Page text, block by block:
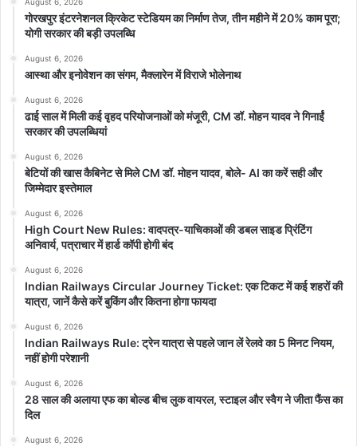
गोरखपुर इंटरनेशनल क्रिकेट स्टेडियम का निर्माण तेज, तीन महीने में 20% काम पूरा;
योगी सरकार की बड़ी उपलब्धि
August 6, 2026
आस्था और इनोवेशन का संगम, मैक्लारेन में विराजे भोलेनाथ
August 6, 2026
ढाई साल में मिली कई वृहद परियोजनाओं को मंजूरी, CM डॉ. मोहन यादव ने गिनाईं
सरकार की उपलब्धियां
August 6, 2026
बेटियों की खास कैबिनेट से मिले CM डॉ. मोहन यादव, बोले- AI का करें सही और
जिम्मेदार इस्तेमाल
August 6, 2026
High Court New Rules: वादपत्र-याचिकाओं की डबल साइड प्रिंटिंग
अनिवार्य, पत्राचार में हार्ड कॉपी होगी बंद
August 6, 2026
Indian Railways Circular Journey Ticket: एक टिकट में कई शहरों की
यात्रा, जानें कैसे करें बुकिंग और कितना होगा फायदा
August 6, 2026
Indian Railways Rule: ट्रेन यात्रा से पहले जान लें रेलवे का 5 मिनट नियम,
नहीं होगी परेशानी
August 6, 2026
28 साल की अलाया एफ का बोल्ड बीच लुक वायरल, स्टाइल और स्वैग ने जीता फैंस का
दिल
August 6, 2026